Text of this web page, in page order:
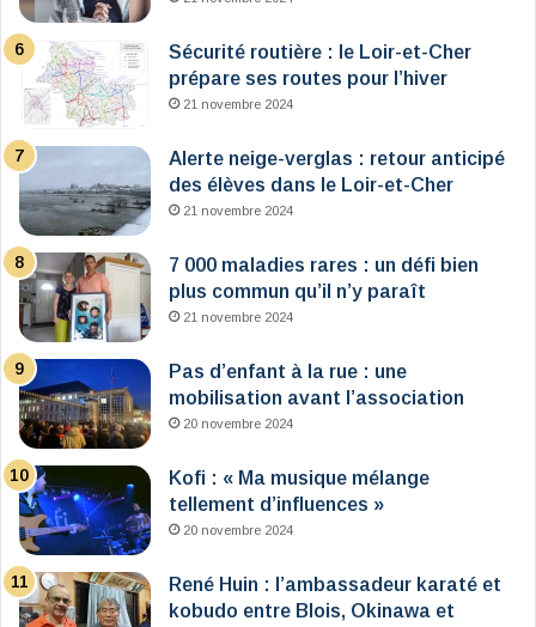
Sécurité routière : le Loir-et-Cher
prépare ses routes pour l’hiver
21 novembre 2024
Alerte neige-verglas : retour anticipé
des élèves dans le Loir-et-Cher
21 novembre 2024
7 000 maladies rares : un défi bien
plus commun qu’il n’y paraît
21 novembre 2024
Pas d’enfant à la rue : une
mobilisation avant l’association
20 novembre 2024
Kofi : « Ma musique mélange
tellement d’influences »
20 novembre 2024
René Huin : l’ambassadeur karaté et
kobudo entre Blois, Okinawa et